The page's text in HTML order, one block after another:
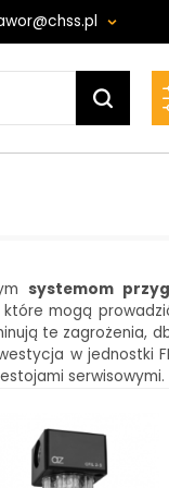
POWER
NIP: PL
KRS:
systemom
mogą
te zagrożenia,
w jednostki
serwisowymi.